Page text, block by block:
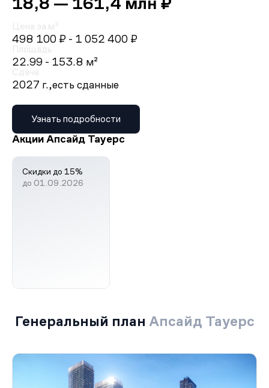
Цена за м²
498 100 ₽ - 1 052 400 ₽
Площадь
22.99 - 153.8 м²
Сдача
2027 г.,есть сданные
Узнать подробности
Акции Апсайд Тауерс
Скидки до 15%
до 01.09.2026
Генеральный план Апсайд Тауерс